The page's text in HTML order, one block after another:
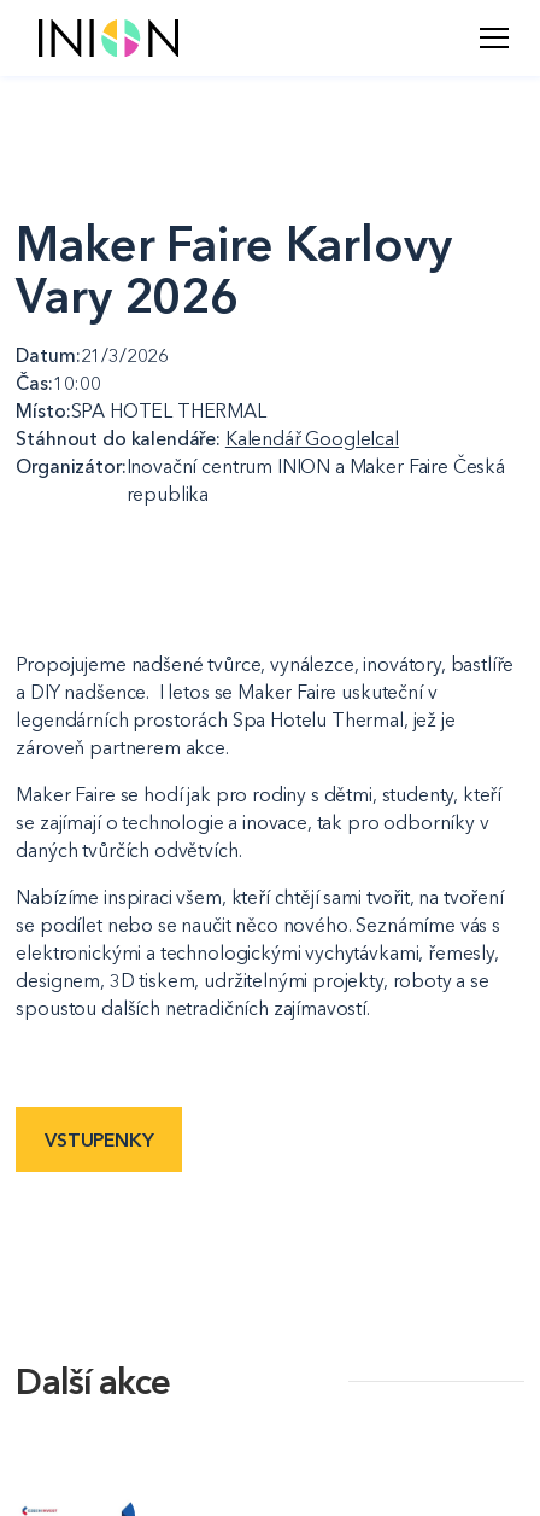
Maker Faire Karlovy
Vary 2026
Datum:21/3/2026
Čas:10:00
Místo:SPA HOTEL THERMAL
Stáhnout do kalendáře: Kalendář GoogleIcal
Organizátor:Inovační centrum INION a Maker Faire Česká
republika
Propojujeme nadšené tvůrce, vynálezce, inovátory, bastlíře
a DIY nadšence. I letos se Maker Faire uskuteční v
legendárních prostorách Spa Hotelu Thermal, jež je
zároveň partnerem akce.
Maker Faire se hodí jak pro rodiny s dětmi, studenty, kteří
se zajímají o technologie a inovace, tak pro odborníky v
daných tvůrčích odvětvích.
Nabízíme inspiraci všem, kteří chtějí sami tvořit, na tvoření
se podílet nebo se naučit něco nového. Seznámíme vás s
elektronickými a technologickými vychytávkami, řemesly,
designem, 3D tiskem, udržitelnými projekty, roboty a se
spoustou dalších netradičních zajímavostí.
VSTUPENKY
Další akce